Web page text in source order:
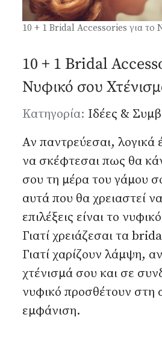
10 + 1 Bridal Accessories για το
10 + 1 Bridal
Νυφικό σου
Λεπτομέρειες
Κατηγορία: Ιδέες &
Αν παντρεύεσαι, λογικά
να σκέφτεσαι πως θα
σου τη μέρα του γάμου
αυτά που θα χρειαστεί
επιλέξεις είναι το
Γιατί χρειάζεσαι τα
Γιατί χαρίζουν λάμψη,
χτένισμά σου και σε
νυφικό προσθέτουν στη
εμφάνιση.